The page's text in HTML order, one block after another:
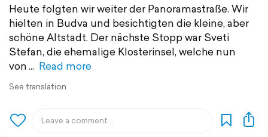
Heute folgten wir weiter der Panoramastraße. Wir
hielten in Budva und besichtigten die kleine, aber
schöne Altstadt. Der nächste Stopp war Sveti
Stefan, die ehemalige Klosterinsel, welche nun
von
Read more
See translation